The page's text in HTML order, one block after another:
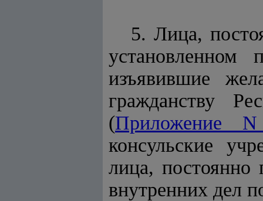
5. Лица,
установленном
изъявившие
гражданству
(Приложение
консульские
лица, постоянно
внутренних дел